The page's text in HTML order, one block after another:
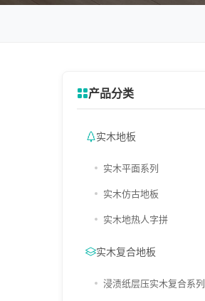
产品分类
实木地板
实木平面系列
实木仿古地板
实木地热人字拼
实木复合地板
浸渍纸层压实木复合系列